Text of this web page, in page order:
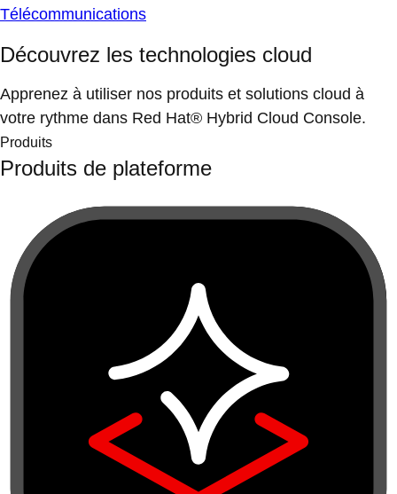
Télécommunications
Découvrez les technologies cloud
Apprenez à utiliser nos produits et solutions cloud à
votre rythme dans Red Hat® Hybrid Cloud Console.
Produits
Produits de plateforme